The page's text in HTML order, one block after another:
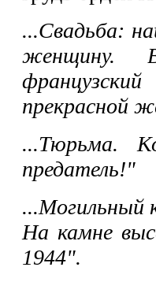
...Свадьба:
женщину.
прекрасной
...Тюрьма.
предатель!"
...Могильный
На камне
1944".